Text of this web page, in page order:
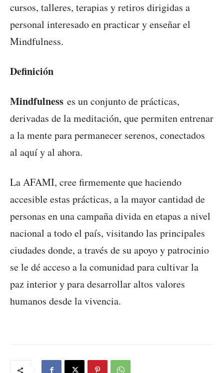
cursos, talleres, terapias y retiros dirigidas a
personal interesado en practicar y enseñar el
Mindfulness.
Definición
Mindfulness es un conjunto de prácticas,
derivadas de la meditación, que permiten entrenar
a la mente para permanecer serenos, conectados
al aquí y al ahora.
La AFAMI, cree firmemente que haciendo
accesible estas prácticas, a la mayor cantidad de
personas en una campaña divida en etapas a nivel
nacional a todo el país, visitando las principales
ciudades donde, a través de su apoyo y patrocinio
se le dé acceso a la comunidad para cultivar la
paz interior y para desarrollar altos valores
humanos desde la vivencia.